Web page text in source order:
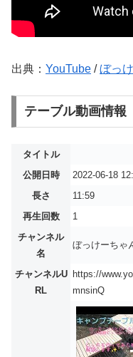
出典： YouTube /ぼっ
テーブル動画情報
タイトル
公開日時
2022-06-18
長さ
11:59
再生回数
1
チャンネル
名
ぼっけーちゃ
チャンネルU
RL
https://
mnsinQ